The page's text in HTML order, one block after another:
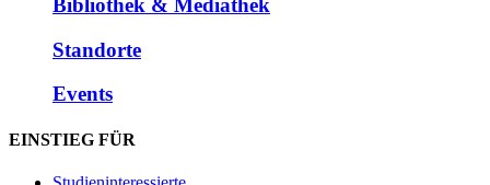
Bibliothek & Mediathek
Standorte
Events
EINSTIEG FÜR